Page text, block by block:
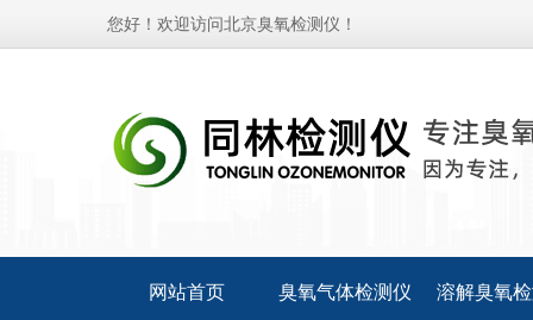
您好！欢迎访问北京臭氧检测仪！
网站首页 臭氧气体检测仪 溶解臭氧